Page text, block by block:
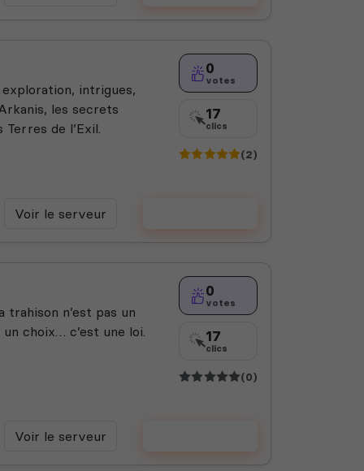
intrigues,
les secrets
de l’Exil.
0
votes
17
clics
(2)
Voir le serveur
trahison n’est pas un
choix… c’est une loi.
0
votes
17
clics
(0)
Voir le serveur